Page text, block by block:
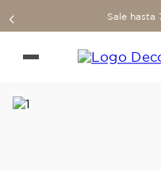
Sale hasta